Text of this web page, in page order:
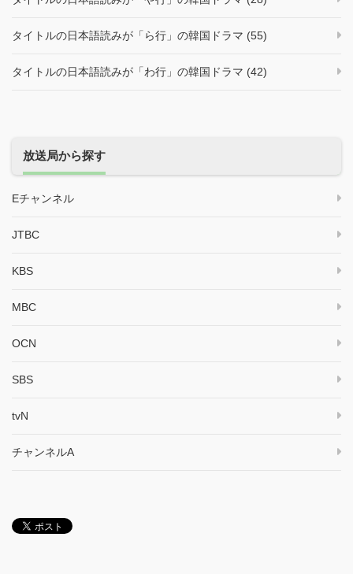
タイトルの日本語読みが「ら行」の韓国ドラマ (55)
タイトルの日本語読みが「わ行」の韓国ドラマ (42)
放送局から探す
Eチャンネル
JTBC
KBS
MBC
OCN
SBS
tvN
チャンネルA